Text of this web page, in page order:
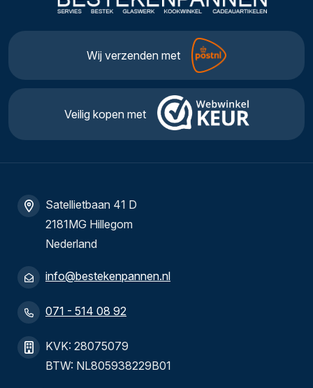
Wij verzenden met
Veilig kopen met
Satellietbaan 41 D
2181MG Hillegom
Nederland
info@bestekenpannen.nl
071 - 514 08 92
KVK: 28075079
BTW: NL805938229B01